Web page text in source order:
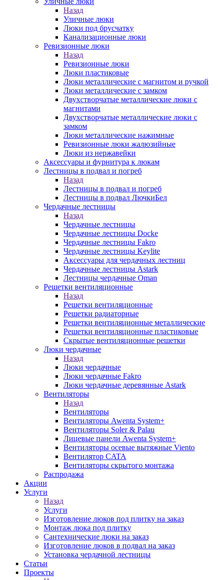
Назад
Уличные люки
Люки под брусчатку
Канализационные люки
Ревизионные люки
Назад
Ревизионные люки
Люки пластиковые
Люки металлические с магнитом и ручкой
Люки металлические с замком
Двухстворчатые металлические люки с
магнитами
Двухстворчатые металлические люки с
замком
Люки металлические нажимные
Ревизионные люки жалюзийные
Люки из нержавейки
Аксессуары и фурнитура к люкам
Лестницы в подвал и погреб
Назад
Лестницы в подвал и погреб
Лестницы в подвал ЛючкиБел
Чердачные лестницы
Назад
Чердачные лестницы
Чердачные лестницы Docke
Чердачные лестницы Fakro
Чердачные лестницы Keylite
Аксессуары для чердачных лестниц
Чердачные лестницы Astark
Лестницы чердачные Oman
Решетки вентиляционные
Назад
Решетки вентиляционные
Решетки радиаторные
Решетки вентиляционные металлические
Решетки вентиляционные пластиковые
Скрытые вентиляционные решетки
Люки чердачные
Назад
Люки чердачные
Люки чердачные Fakro
Люки чердачные деревянные Astark
Вентиляторы
Назад
Вентиляторы
Вентиляторы Awenta System+
Вентиляторы Soler & Palau
Лицевые панели Awenta System+
Вентиляторы осевые вытяжные Viento
Вентилятор CATA
Вентиляторы скрытого монтажа
Распродажа
Акции
Услуги
Назад
Услуги
Изготовление люков под плитку на заказ
Монтаж люка под плитку
Сантехнические люки на заказ
Изготовление люков в подвал на заказ
Установка чердачной лестницы
Статьи
Проекты